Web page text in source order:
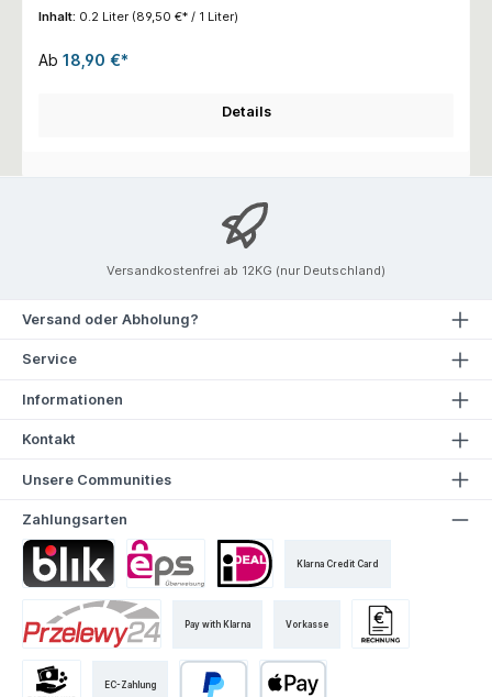
Inhalt: 0.2 Liter (89,50 €* / 1 Liter)
Ab 18,90 €*
Details
Versandkostenfrei ab 12KG (nur Deutschland)
Versand oder Abholung?
Service
Informationen
Kontakt
Unsere Communities
Zahlungsarten
Klarna Credit Card
Pay with Klarna Vorkasse
EC-Zahlung